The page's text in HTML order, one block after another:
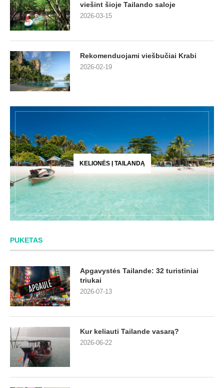
viešint šioje Tailando saloje
2026-03-15
Rekomenduojami viešbučiai Krabi
2026-02-19
KELIONĖS Į TAILANDĄ
PUKETAS
Apgavystės Tailande: 32 turistiniai
triukai
2026-07-13
Kur keliauti Tailande vasarą?
2026-06-22